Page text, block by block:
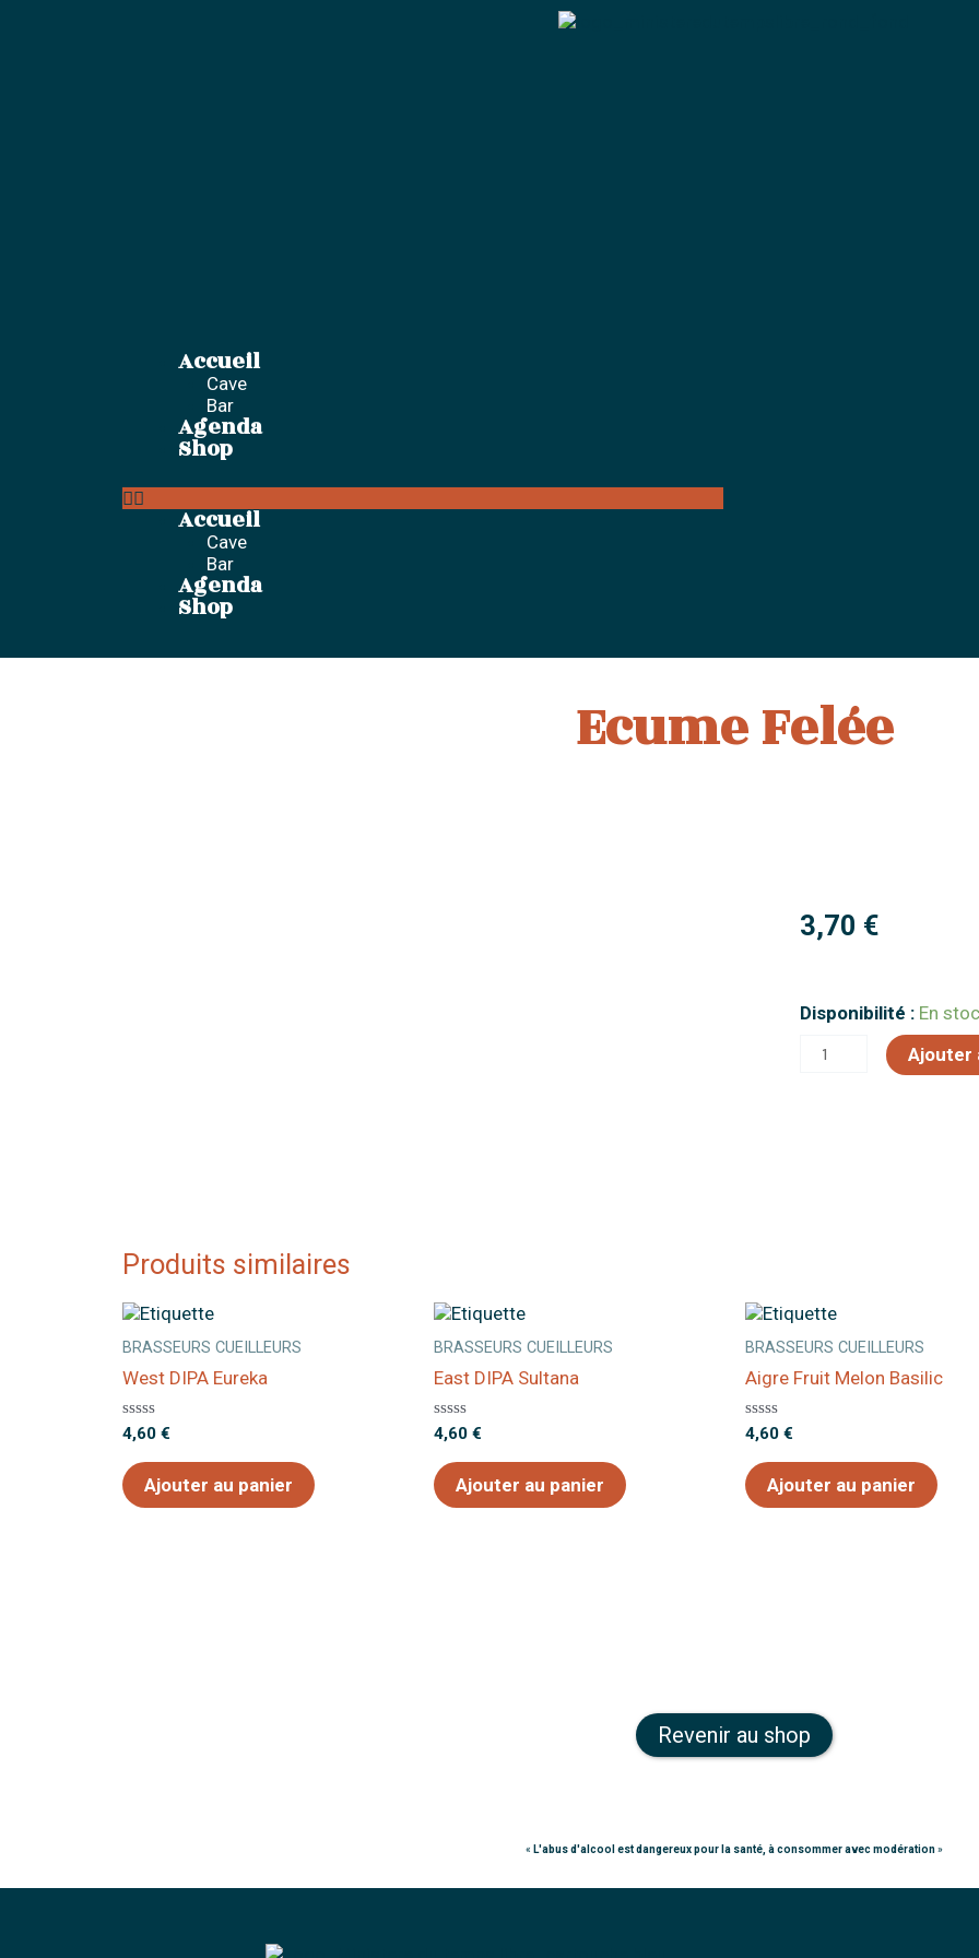
Accueil
Cave
Bar
Agenda
Shop
Menu
Accueil
Cave
Bar
Agenda
Shop
Ecume Felée
3,70 €
Disponibilité : En
quantité
Ecume
Ajouter
Produits similaires
BRASSEURS CUEILLEURS
West DIPA Eureka
Note
sur
5
4,60 €
Ajouter au panier
BRASSEURS CUEILLEURS
East DIPA Sultana
Note
sur
5
4,60 €
Ajouter au panier
BRASSEURS CUEILLEURS
Aigre Fruit Melon Basilic
Note
sur
5
4,60 €
Ajouter au panier
Revenir au shop
« L'abus d'alcool est dangereux pour la santé, à consommer avec modération»